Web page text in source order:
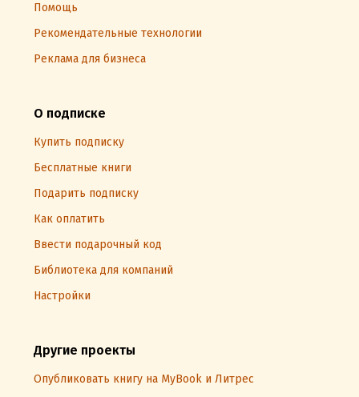
Помощь
Рекомендательные технологии
Реклама для бизнеса
О подписке
Купить подписку
Бесплатные книги
Подарить подписку
Как оплатить
Ввести подарочный код
Библиотека для компаний
Настройки
Другие проекты
Опубликовать книгу на MyBook и Литрес